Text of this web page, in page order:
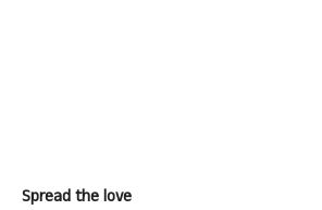
Spread the love